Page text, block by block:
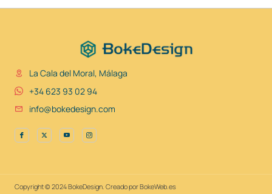
La Cala del Moral, Málaga
+34 623 93 02 94
info@bokedesign.com
Copyright © 2024 BokeDesign. Creado por BokeWeb.es